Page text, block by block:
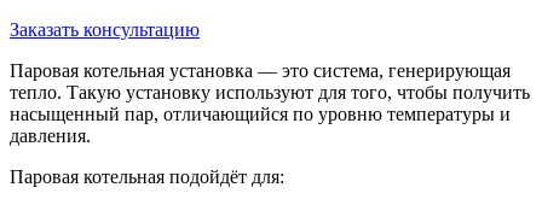
Заказать консультацию
Паровая котельная установка — это система, генерирующая
тепло. Такую установку используют для того, чтобы получить
насыщенный пар, отличающийся по уровню температуры и
давления.
Паровая котельная подойдёт для: